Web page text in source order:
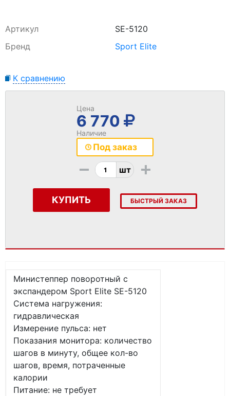
Артикул
SE-5120
Бренд
Sport Elite
К сравнению
Цена
6 770
Наличие
Под заказ
- шт +
КУПИТЬ БЫСТРЫЙ ЗАКАЗ
Министеппер поворотный с
экспандером Sport Elite SE-5120
Система нагружения:
гидравлическая
Измерение пульса: нет
Показания монитора: количество
шагов в минуту, общее кол-во
шагов, время, потраченные
калории
Питание: не требует